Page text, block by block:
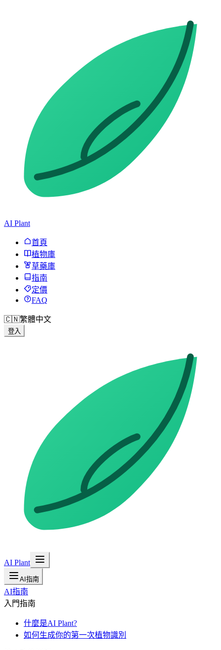
AI Plant
首頁
植物庫
草藥庫
指南
定價
FAQ
🇨🇳繁體中文
登入
AI Plant
AI指南
AI指南
入門指南
什麼是AI Plant?
如何生成你的第一次植物識別